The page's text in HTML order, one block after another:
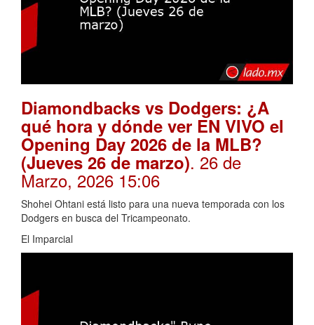
Diamondbacks vs Dodgers: ¿A
qué hora y dónde ver EN VIVO el
Opening Day 2026 de la MLB?
(Jueves 26 de marzo). 26 de
Marzo, 2026 15:06
Shohei Ohtani está listo para una nueva temporada con los
Dodgers en busca del Tricampeonato.
El Imparcial